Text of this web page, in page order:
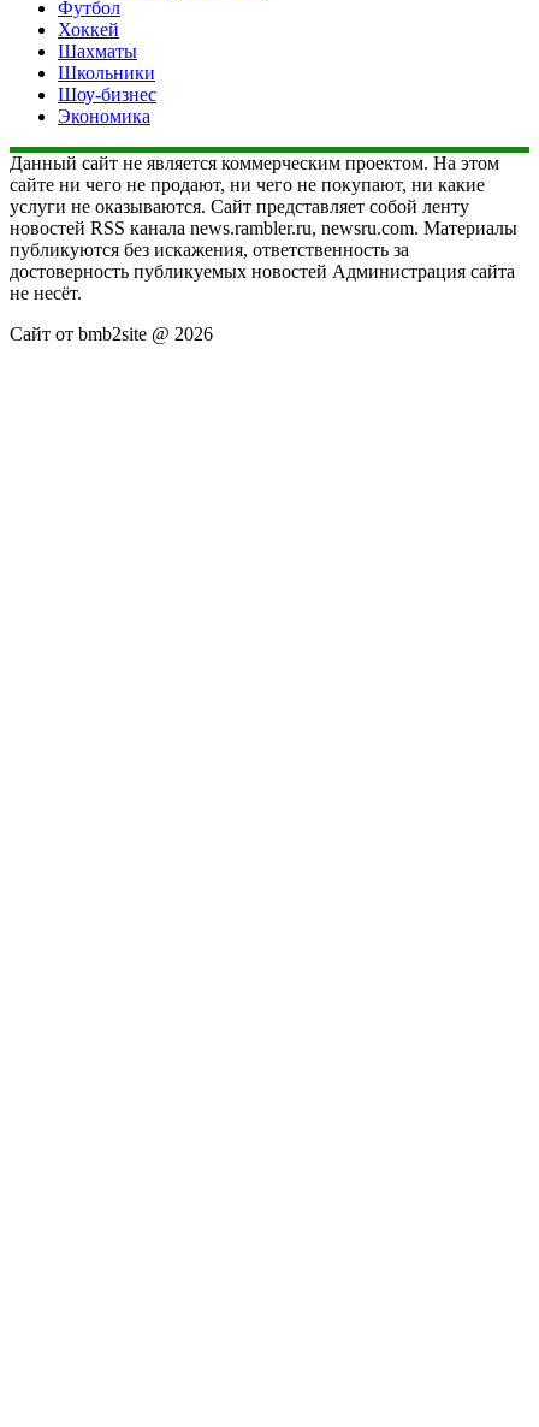
Футбол
Хоккей
Шахматы
Школьники
Шоу-бизнес
Экономика
Данный сайт не является коммерческим проектом. На этом
сайте ни чего не продают, ни чего не покупают, ни какие
услуги не оказываются. Сайт представляет собой ленту
новостей RSS канала news.rambler.ru, newsru.com. Материалы
публикуются без искажения, ответственность за
достоверность публикуемых новостей Администрация сайта
не несёт.
Сайт от bmb2site @ 2026